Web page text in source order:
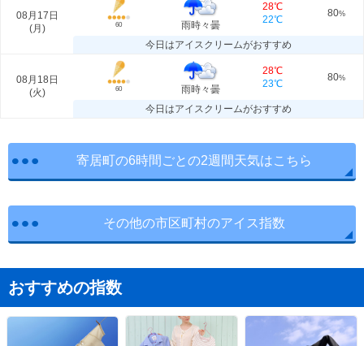
08月17日
(月 ) 60 雨時々曇
28℃
22℃
80%
今日はアイスクリームがおすすめ
08月18日
(火) 60 雨時々曇
28℃
23℃
80%
今日はアイスクリームがおすすめ
寄居町の6時間ごとの2週間天気はこちら
その他の市区町村のアイス指数
おすすめの指数